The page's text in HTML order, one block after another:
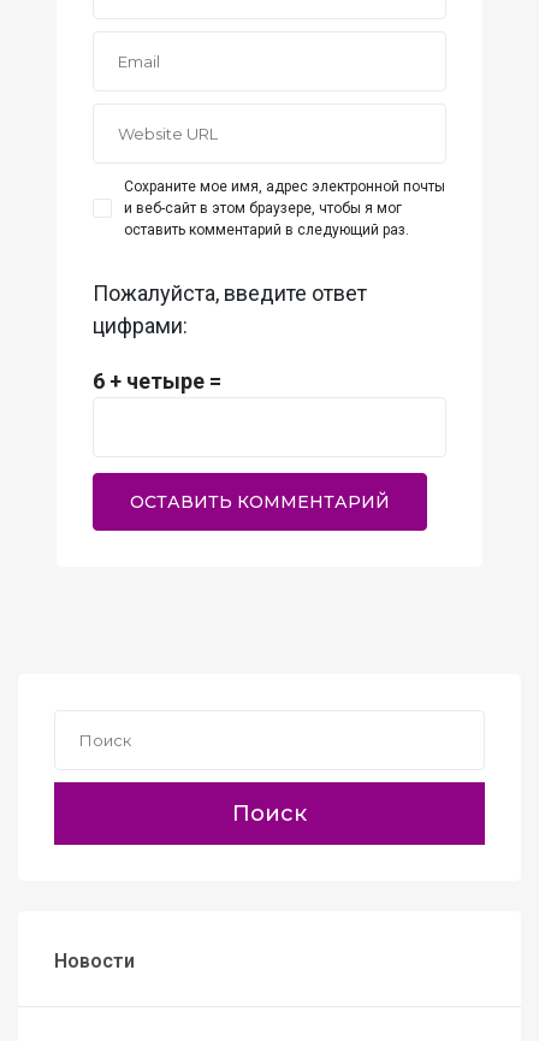
Сохраните мое имя, адрес электронной почты
и веб-сайт в этом браузере, чтобы я мог
оставить комментарий в следующий раз.
Пожалуйста, введите ответ
цифрами:
6 + четыре =
Поиск
Новости